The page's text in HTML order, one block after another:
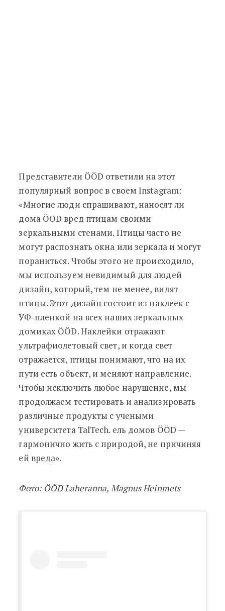
Представители ÖÖD ответили на этот
популярный вопрос в своем Instagram:
«Многие люди спрашивают, наносят ли
дома ÖOD вред птицам своими
зеркальными стенами. Птицы часто не
могут распознать окна или зеркала и могут
пораниться. Чтобы этого не происходило,
мы используем невидимый для людей
дизайн, который, тем не менее, видят
птицы. Этот дизайн состоит из наклеек с
УФ-пленкой на всех наших зеркальных
домиках ÖÖD. Наклейки отражают
ультрафиолетовый свет, и когда свет
отражается, птицы понимают, что на их
пути есть объект, и меняют направление.
Чтобы исключить любое нарушение, мы
продолжаем тестировать и анализировать
различные продукты с учеными
университета TalTech. ель домов ÖÖD —
гармонично жить с природой, не причиняя
ей вреда»‎.
Фото: ÖÖD Laheranna, Magnus Heinmets